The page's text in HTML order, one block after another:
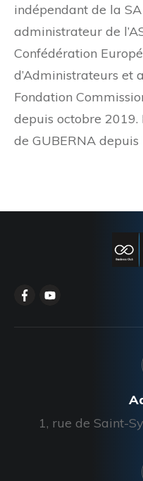
indépendant de la
administrateur de
Confédération
d’Administrateurs et
Fondation
depuis octobre
de GUBERNA
1, rue de Saint-